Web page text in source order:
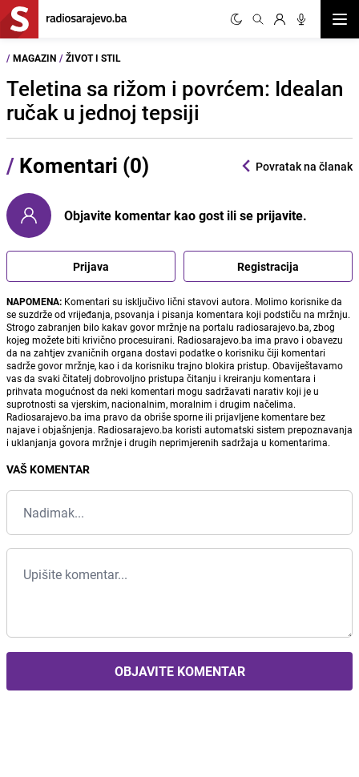
/ MAGAZIN / ŽIVOT I STIL
Teletina sa rižom i povrćem: Idealan
ručak u jednoj tepsiji
/ Komentari (0) Povratak na članak
Objavite komentar kao gost ili se prijavite.
Prijava Registracija
NAPOMENA: Komentari su isključivo lični stavovi autora. Molimo korisnike da
se suzdrže od vrijeđanja, psovanja i pisanja komentara koji podstiču na mržnju.
Strogo zabranjen bilo kakav govor mržnje na portalu radiosarajevo.ba, zbog
kojeg možete biti krivično procesuirani. Radiosarajevo.ba ima pravo i obavezu
da na zahtjev zvaničnih organa dostavi podatke o korisniku čiji komentari
sadrže govor mržnje, kao i da korisniku trajno blokira pristup. Obaviještavamo
vas da svaki čitatelj dobrovoljno pristupa čitanju i kreiranju komentara i
prihvata mogućnost da neki komentari mogu sadržavati narativ koji je u
suprotnosti sa vjerskim, nacionalnim, moralnim i drugim načelima.
Radiosarajevo.ba ima pravo da obriše sporne ili prijavljene komentare bez
najave i objašnjenja. Radiosarajevo.ba koristi automatski sistem prepoznavanja
i uklanjanja govora mržnje i drugih neprimjerenih sadržaja u komentarima.
VAŠ KOMENTAR
OBJAVITE KOMENTAR